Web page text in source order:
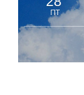
ПТ